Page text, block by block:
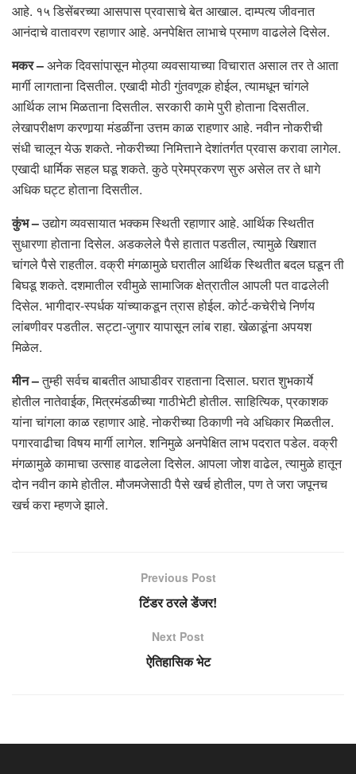
आहे. १५ डिसेंबरच्या आसपास प्रवासाचे बेत आखाल. दाम्पत्य जीवनात
आनंदाचे वातावरण रहाणार आहे. अनपेक्षित लाभाचे प्रमाण वाढलेले दिसेल.
मकर –अनेक दिवसांपासून मोठ्या व्यवसायाच्या विचारात असाल तर ते आता
मार्गी लागताना दिसतील. एखादी मोठी गुंतवणूक होईल, त्यामधून चांगले
आर्थिक लाभ मिळताना दिसतील. सरकारी कामे पुरी होताना दिसतील.
लेखापरीक्षण करणार्‍या मंडळींना उत्तम काळ राहणार आहे. नवीन नोकरीची
संधी चालून येऊ शकते. नोकरीच्या निमित्ताने देशांतर्गत प्रवास करावा लागेल.
एखादी धार्मिक सहल घडू शकते. कुठे प्रेमप्रकरण सुरु असेल तर ते धागे
अधिक घट्ट होताना दिसतील.
कुंभ –उद्योग व्यवसायात भक्कम स्थिती रहाणार आहे. आर्थिक स्थितीत
सुधारणा होताना दिसेल. अडकलेले पैसे हातात पडतील, त्यामुळे खिशात
चांगले पैसे राहतील. वक्री मंगळामुळे घरातील आर्थिक स्थितीत बदल घडून ती
बिघडू शकते. दशमातील रवीमुळे सामाजिक क्षेत्रातील आपली पत वाढलेली
दिसेल. भागीदार-स्पर्धक यांच्याकडून त्रास होईल. कोर्ट-कचेरीचे निर्णय
लांबणीवर पडतील. सट्टा-जुगार यापासून लांब राहा. खेळाडूंना अपयश
मिळेल.
मीन –तुम्ही सर्वच बाबतीत आघाडीवर राहताना दिसाल. घरात शुभकार्ये
होतील नातेवाईक, मित्रमंडळीच्या गाठीभेटी होतील. साहित्यिक, प्रकाशक
यांना चांगला काळ रहाणार आहे. नोकरीच्या ठिकाणी नवे अधिकार मिळतील.
पगारवाढीचा विषय मार्गी लागेल. शनिमुळे अनपेक्षित लाभ पदरात पडेल. वक्री
मंगळामुळे कामाचा उत्साह वाढलेला दिसेल. आपला जोश वाढेल, त्यामुळे हातून
दोन नवीन कामे होतील. मौजमजेसाठी पैसे खर्च होतील, पण ते जरा जपूनच
खर्च करा म्हणजे झाले.
Previous Post
टिंडर ठरले डेंजर!
Next Post
ऐतिहासिक भेट